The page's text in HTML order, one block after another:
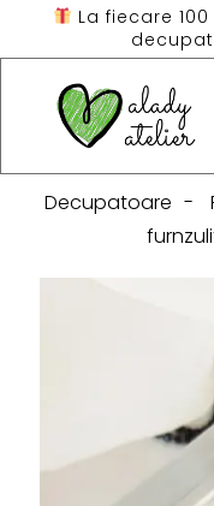
La fiecare
Decupatoare -